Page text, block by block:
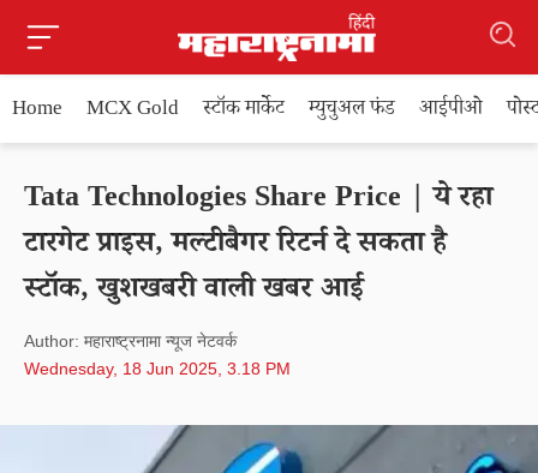
Home MCX Gold स्टॉक मार्केट म्युचुअल फंड आईपीओ
Tata Technologies Share Price | ये रहा
टारगेट प्राइस, मल्टीबैगर रिटर्न दे सकता है
स्टॉक, खुशखबरी वाली खबर आई
Author: महाराष्ट्रनामा न्यूज नेटवर्क
Wednesday, 18 Jun 2025, 3.18 PM